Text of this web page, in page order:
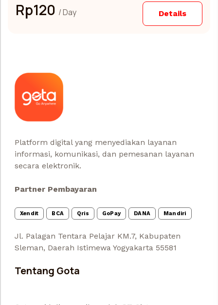
Rp120 / Day Details
Platform digital yang menyediakan layanan
informasi, komunikasi, dan pemesanan layanan
secara elektronik.
Partner Pembayaran
Xendit BCA Qris GoPay DANA Mandiri
Jl. Palagan Tentara Pelajar KM.7, Kabupaten
Sleman, Daerah Istimewa Yogyakarta 55581
Tentang Gota